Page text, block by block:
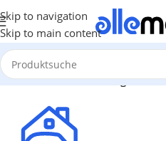
Skip to navigation
Skip to main content
Start/Produkte verschlagwortet